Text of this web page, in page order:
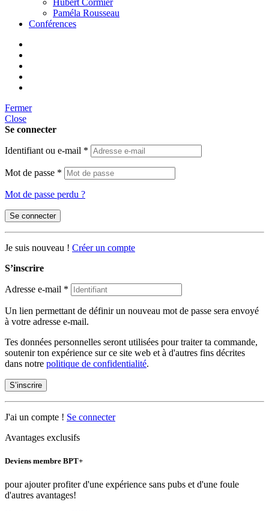
Hubert Cormier
Paméla Rousseau
Conférences
Fermer
Close
Se connecter
Identifiant ou e-mail *
Mot de passe *
Mot de passe perdu ?
Se connecter
Je suis nouveau ! Créer un compte
S’inscrire
Adresse e-mail *
Un lien permettant de définir un nouveau mot de passe sera envoyé
à votre adresse e-mail.
Tes données personnelles seront utilisées pour traiter ta commande,
soutenir ton expérience sur ce site web et à d'autres fins décrites
dans notre politique de confidentialité.
S’inscrire
J'ai un compte ! Se connecter
Avantages exclusifs
Deviens membre BPT+
pour ajouter profiter d'une expérience sans pubs et d'une foule
d'autres avantages!